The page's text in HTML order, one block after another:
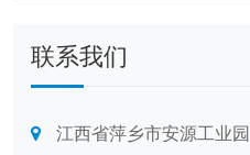
联系我们
江西省萍乡市安源工业园